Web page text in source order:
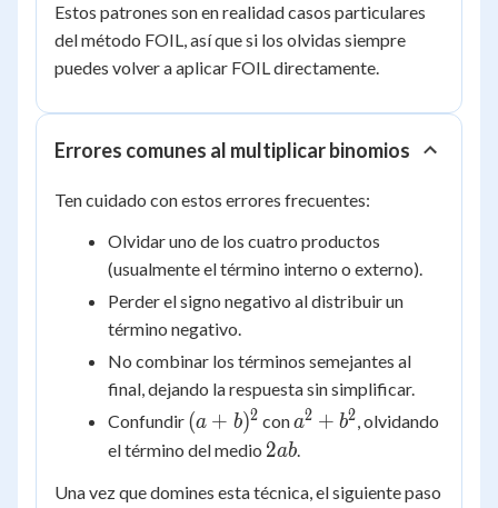
- b^2
Estos patrones son en realidad casos particulares
del método FOIL, así que si los olvidas siempre
puedes volver a aplicar FOIL directamente.
Errores comunes al multiplicar binomios
Ten cuidado con estos errores frecuentes:
Olvidar uno de los cuatro productos
(usualmente el término interno o externo).
Perder el signo negativo al distribuir un
término negativo.
No combinar los términos semejantes al
final, dejando la respuesta sin simplificar.
Confundir (a+b)^2
(a + b)2 cona^2
+
a2 + b2, olvidando
el término del medio 2ab
2ab.
Una vez que domines esta técnica, el siguiente paso